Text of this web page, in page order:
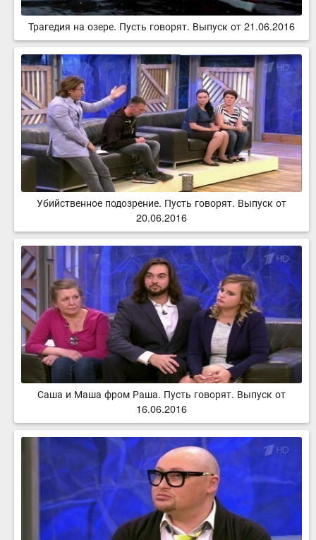
Трагедия на озере. Пусть говорят. Выпуск от 21.06.2016
Убийственное подозрение. Пусть говорят. Выпуск от
20.06.2016
Саша и Маша фром Раша. Пусть говорят. Выпуск от
16.06.2016